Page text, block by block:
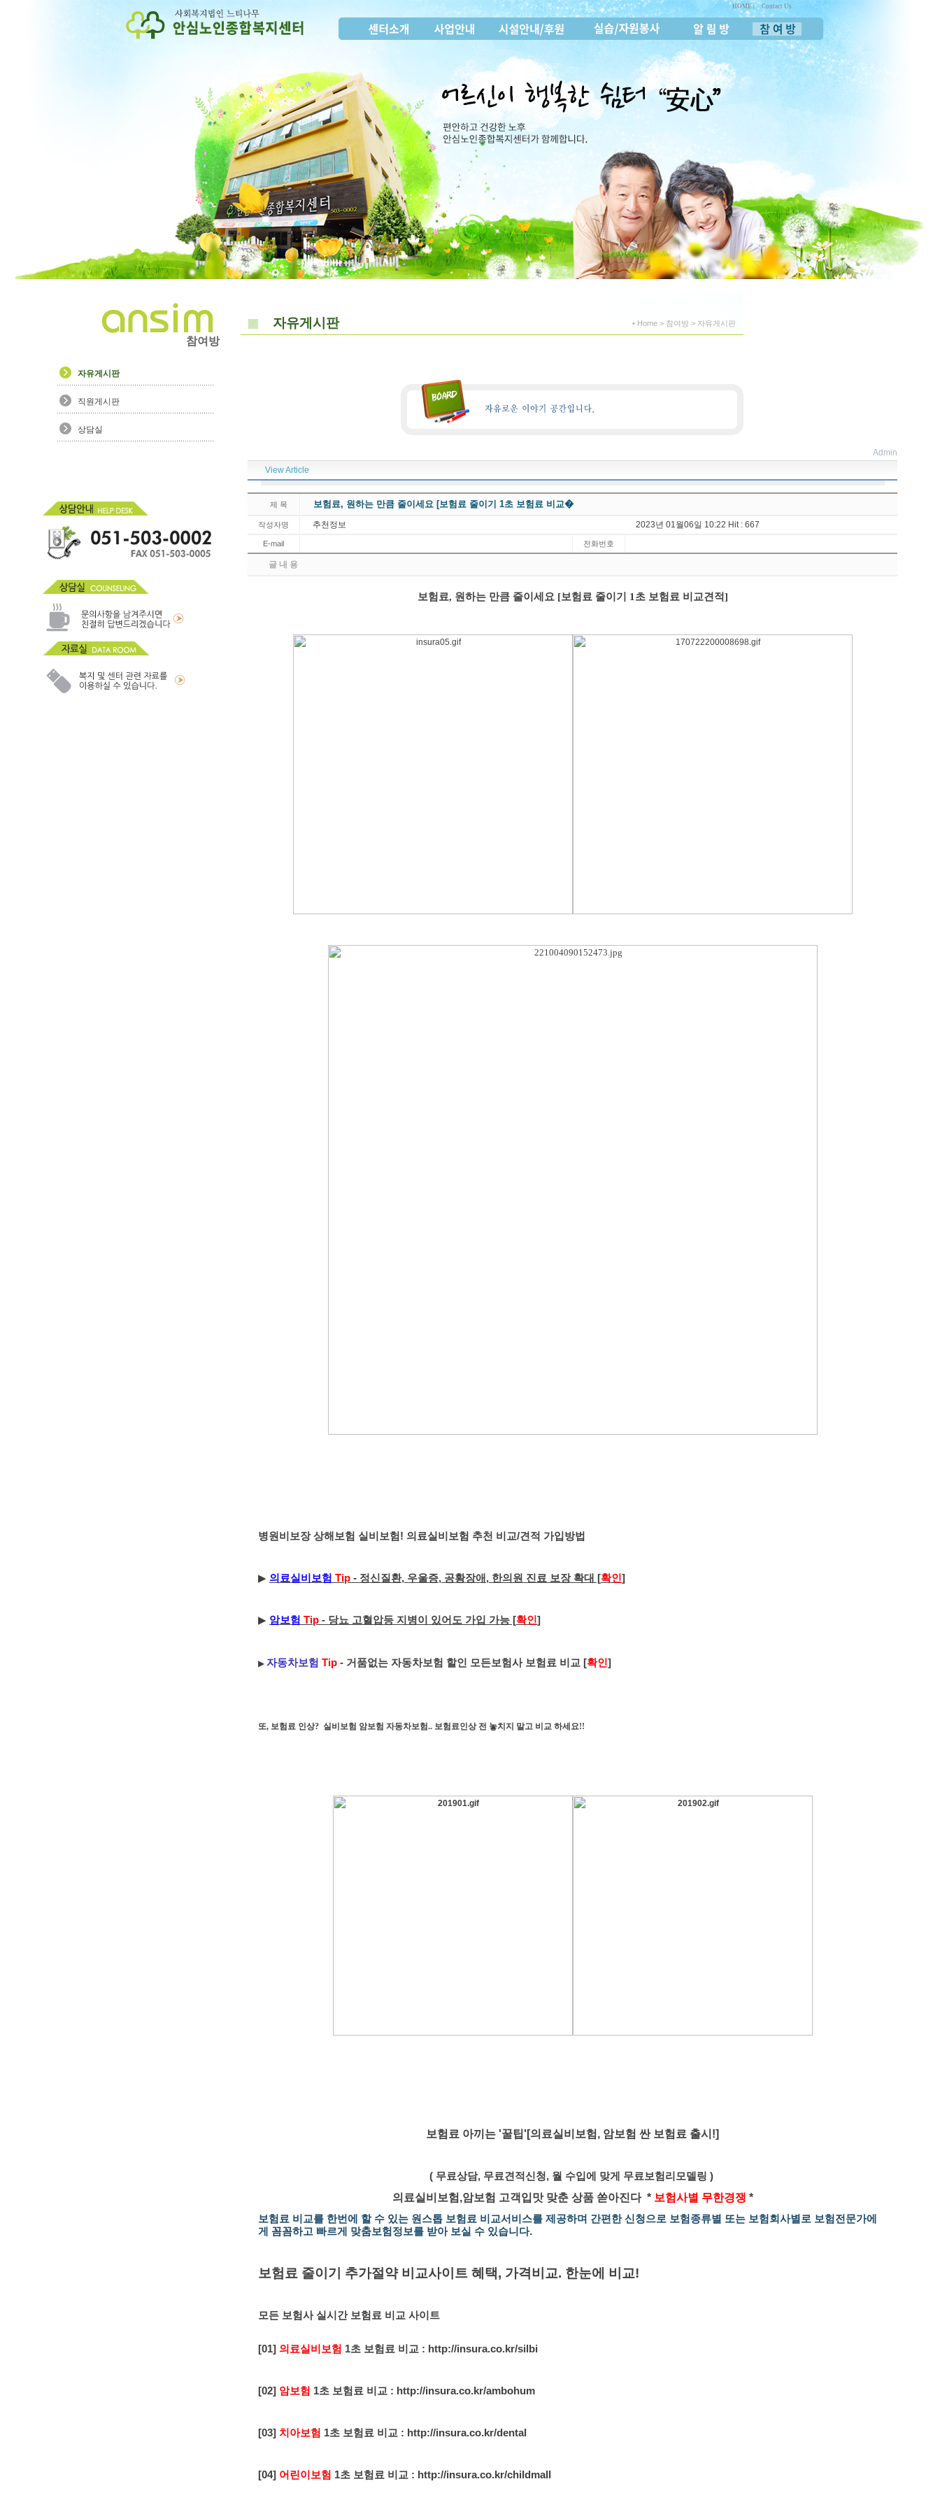
HOME | Contact Us
참여방
자유게시판
직원게시판
상담실
자유게시판 • Home > 참여방 > 자유게시판
Admin
View Article
제 목 보험료, 원하는 만큼 줄이세요 [보험료 줄이기 1초 보험료 비교�
작성자명 추천정보 2023년 01월06일 10:22 Hit : 667
E-mail 전화번호
글 내 용
보험료, 원하는 만큼 줄이세요 [보험료 줄이기 1초 보험료 비교견적]
병원비보장 상해보험 실비보험! 의료실비보험 추천 비교/견적 가입방법
▶ 의료실비보험 Tip - 정신질환, 우울증, 공황장애, 한의원 진료 보장 확대 [확인]
▶ 암보험 Tip - 당뇨 고혈압등 지병이 있어도 가입 가능 [확인]
▶ 자동차보험 Tip - 거품없는 자동차보험 할인 모든보험사 보험료 비교 [확인]
또, 보험료 인상? 실비보험 암보험 자동차보험.. 보험료인상 전 놓치지 말고 비교 하세요!!
보험료 아끼는 '꿀팁'[의료실비보험, 암보험 싼 보험료 출시!]
( 무료상담, 무료견적신청, 월 수입에 맞게 무료보험리모델링 )
의료실비보험,암보험 고객입맛 맞춘 상품 쏟아진다 * 보험사별 무한경쟁 *
보험료 비교를 한번에 할 수 있는 원스톱 보험료 비교서비스를 제공하며 간편한 신청으로 보험종류별 또는 보험회사별로 보험전문가에
게 꼼꼼하고 빠르게 맞춤보험정보를 받아 보실 수 있습니다.
보험료 줄이기 추가절약 비교사이트 혜택, 가격비교. 한눈에 비교!
모든 보험사 실시간 보험료 비교 사이트
[01] 의료실비보험 1초 보험료 비교 : http://insura.co.kr/silbi
[02] 암보험 1초 보험료 비교 : http://insura.co.kr/ambohum
[03] 치아보험 1초 보험료 비교 : http://insura.co.kr/dental
[04] 어린이보험 1초 보험료 비교 : http://insura.co.kr/childmall